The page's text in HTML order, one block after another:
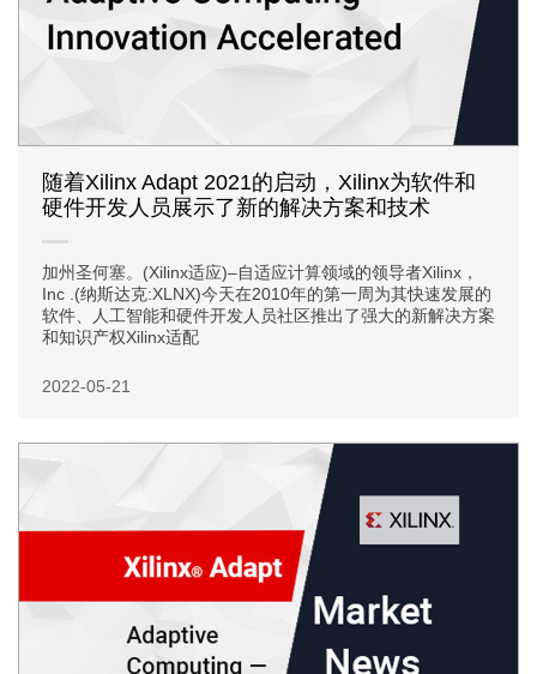
随着Xilinx Adapt 2021的启动，Xilinx为软件和
硬件开发人员展示了新的解决方案和技术
加州圣何塞。(Xilinx适应)–自适应计算领域的领导者Xilinx，
Inc .(纳斯达克:XLNX)今天在2010年的第一周为其快速发展的
软件、人工智能和硬件开发人员社区推出了强大的新解决方案
和知识产权Xilinx适配
2022-05-21